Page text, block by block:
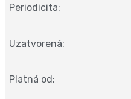
Periodicita:
Uzatvorená:
Platná od: